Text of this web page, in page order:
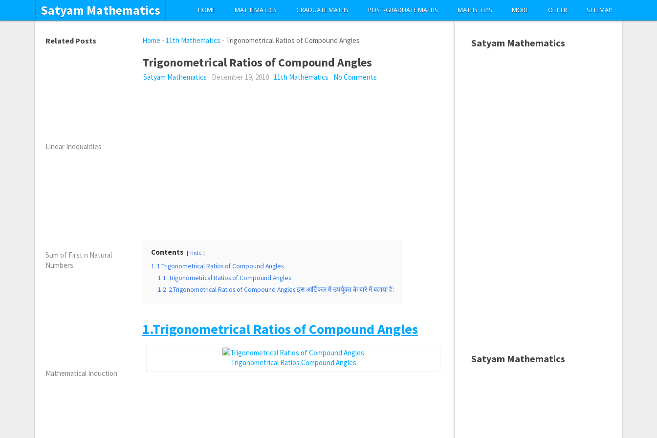
Satyam Mathematics HOME MATHEMATICS GRADUATE MATHS POST-GRADUATE MATHS MATHS TIPS MORE OTHER SITEMAP
Home - 11th Mathematics - Trigonometrical Ratios of Compound Angles
Trigonometrical Ratios of Compound Angles
Satyam Mathematics December 19, 2018 11th Mathematics No Comments
Contents hide
1 1.Trigonometrical Ratios of Compound Angles
1.1 Trigonometrical Ratios of Compound Angles
1.2 2.Trigonometrical Ratios of Compound Angles:इस आर्टिकल में उपर्युक्त के बारे में बताया है:
1.Trigonometrical Ratios of Compound Angles
Trigonometrical Ratios Compound Angles
Related Posts
Linear Inequalities
Sum of First n Natural
Numbers
Mathematical Induction
Satyam Mathematics
Satyam Mathematics